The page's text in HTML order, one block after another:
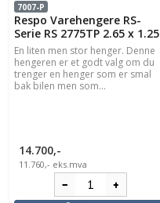
7007-P
Respo Varehengere RS-
Serie RS 2775TP 2.65 x 1.25
En liten men stor henger. Denne
hengeren er et godt valg om du
trenger en henger som er smal
bak bilen men som...
14.700,-
11.760,- eks.mva